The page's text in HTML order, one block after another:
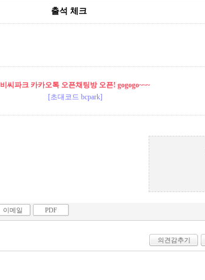
출석 체크
비씨파크 카카오톡 오픈채팅방 오픈! gogogo~~~
[초대코드 bcpark]
이메일 PDF
의견감추기